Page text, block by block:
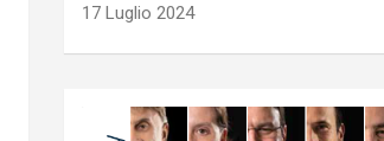
17 Luglio 2024